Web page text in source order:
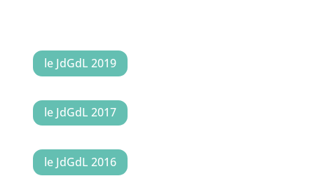
le JdGdL 2019
le JdGdL 2017
le JdGdL 2016